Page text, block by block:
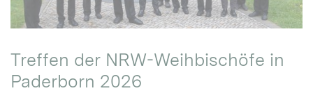
Treffen der NRW-Weihbischöfe in
Paderborn 2026